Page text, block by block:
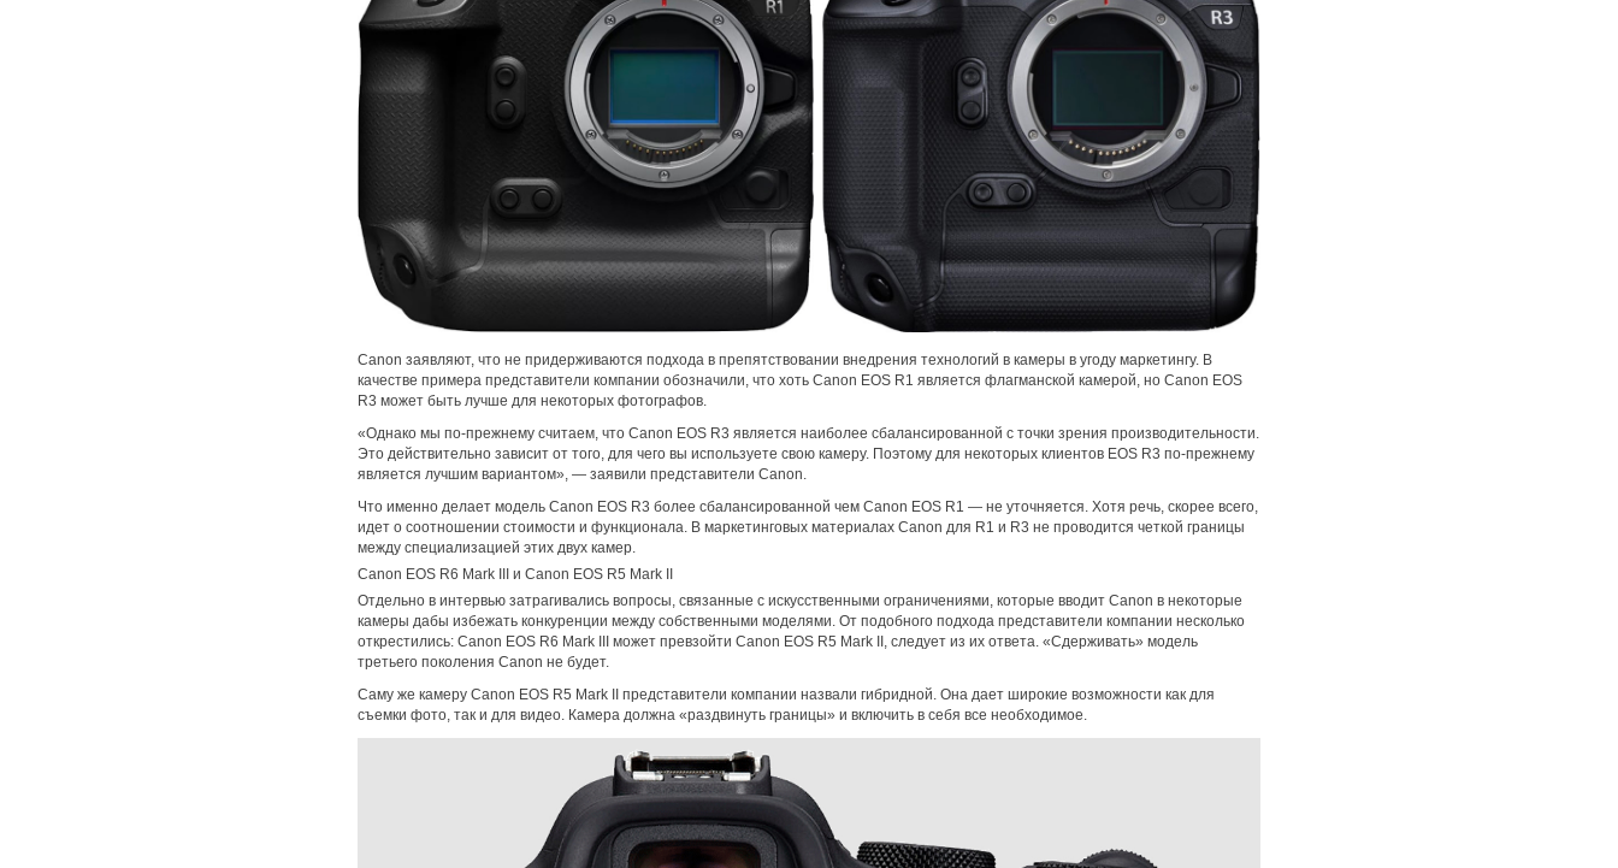
Canon заявляют, что не придерживаются подхода в препятствовании внедрения технологий в камеры в угоду маркетингу. В
качестве примера представители компании обозначили, что хоть Canon EOS R1 является флагманской камерой, но Canon EOS
R3 может быть лучше для некоторых фотографов.
«Однако мы по-прежнему считаем, что Canon EOS R3 является наиболее сбалансированной с точки зрения производительности.
Это действительно зависит от того, для чего вы используете свою камеру. Поэтому для некоторых клиентов EOS R3 по-прежнему
является лучшим вариантом», — заявили представители Canon.
Что именно делает модель Canon EOS R3 более сбалансированной чем Canon EOS R1 — не уточняется. Хотя речь, скорее всего,
идет о соотношении стоимости и функционала. В маркетинговых материалах Canon для R1 и R3 не проводится четкой границы
между специализацией этих двух камер.
Canon EOS R6 Mark III и Canon EOS R5 Mark II
Отдельно в интервью затрагивались вопросы, связанные с искусственными ограничениями, которые вводит Canon в некоторые
камеры дабы избежать конкуренции между собственными моделями. От подобного подхода представители компании несколько
открестились: Canon EOS R6 Mark III может превзойти Canon EOS R5 Mark II, следует из их ответа. «Сдерживать» модель
третьего поколения Canon не будет.
Саму же камеру Canon EOS R5 Mark II представители компании назвали гибридной. Она дает широкие возможности как для
съемки фото, так и для видео. Камера должна «раздвинуть границы» и включить в себя все необходимое.